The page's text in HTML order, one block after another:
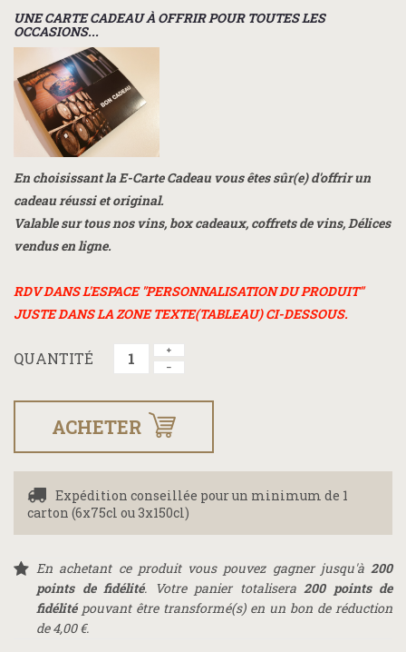
UNE CARTE CADEAU À OFFRIR POUR TOUTES LES
OCCASIONS...
En choisissant la E-Carte Cadeau vous êtes sûr(e) d'offrir un
cadeau réussi et original.
Valable sur tous nos vins, box cadeaux, coffrets de vins, Délices
vendus en ligne.
RDV DANS L'ESPACE "PERSONNALISATION DU PRODUIT"
JUSTE DANS LA ZONE TEXTE(TABLEAU) CI-DESSOUS.
QUANTITÉ
ACHETER
Expédition conseillée pour un minimum de 1
carton (6x75cl ou 3x150cl)
En achetant ce produit vous pouvez gagner jusqu'à 200
points de fidélité. Votre panier totalisera 200points de
fidélitépouvant être transformé(s) en un bon de réduction
de4,00 €.